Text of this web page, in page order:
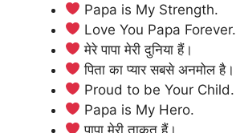
Papa is My Strength.
Love You Papa Forever.
मेरे पापा मेरी दुनिया हैं।
पिता का प्यार सबसे अनमोल है।
Proud to be Your Child.
Papa is My Hero.
पापा मेरी ताकत हैं।